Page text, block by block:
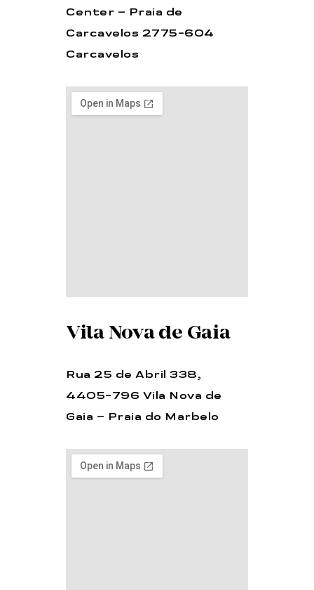
Center – Praia de
Carcavelos 2775-604
Carcavelos
Vila Nova de Gaia
Rua 25 de Abril 338,
4405-796 Vila Nova de
Gaia – Praia do Marbelo